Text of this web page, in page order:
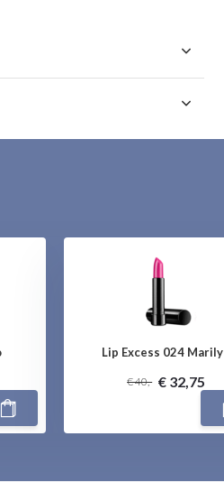
Lip Excess 024
€ 40,- € 32,75